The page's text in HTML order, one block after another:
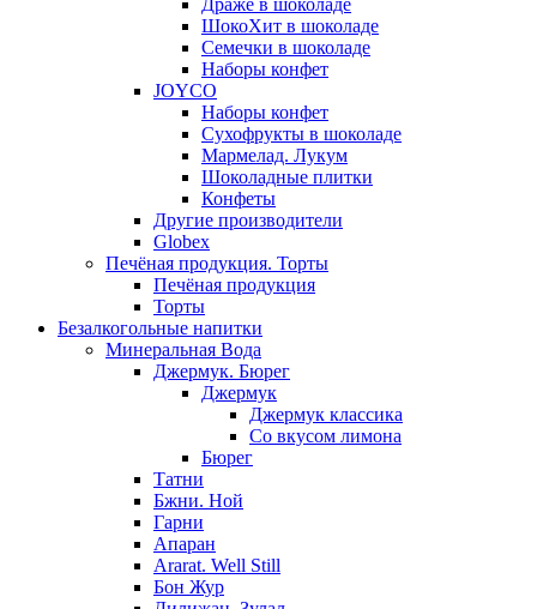
Драже в шоколаде
ШокоХит в шоколаде
Семечки в шоколаде
Наборы конфет
JOYCO
Наборы конфет
Сухофрукты в шоколаде
Мармелад. Лукум
Шоколадные плитки
Конфеты
Другие производители
Globex
Печёная продукция. Торты
Печёная продукция
Торты
Безалкогольные напитки
Минеральная Вода
Джермук. Бюрег
Джермук
Джермук классика
Со вкусом лимона
Бюрег
Татни
Бжни. Ной
Гарни
Апаран
Ararat. Well Still
Бон Жур